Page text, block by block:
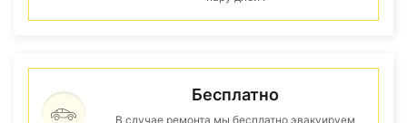
Бесплатно
В случае ремонта мы бесплатно эвакуируем